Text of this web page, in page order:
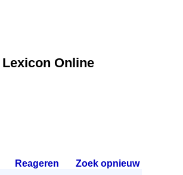
Online
Reageren Zoek opnieuw.